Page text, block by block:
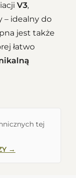
V3,
– idealny do
jest także
łatwo
tej
→